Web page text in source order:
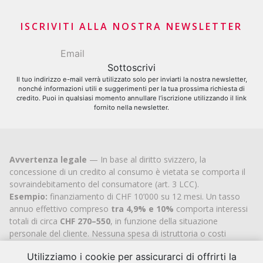
Contributori finanziari
ISCRIVITI ALLA NOSTRA NEWSLETTER
Il tuo indirizzo e-mail verrà utilizzato solo per inviarti la nostra newsletter,
nonché informazioni utili e suggerimenti per la tua prossima richiesta di
credito. Puoi in qualsiasi momento annullare l’iscrizione utilizzando il link
fornito nella newsletter.
Avvertenza legale — In base al diritto svizzero, la
concessione di un credito al consumo è vietata se comporta il
sovraindebitamento del consumatore (art. 3 LCC).
Esempio: finanziamento di CHF 10’000 su 12 mesi. Un tasso
annuo effettivo compreso tra 4,9% e 10% comporta interessi
totali di circa CHF 270–550, in funzione della situazione
personale del cliente. Nessuna spesa di istruttoria o costi
Cashflex MultiCredit GmbH, iscritta al Registro di commercio
Utilizziamo i cookie per assicurarci di offrirti la